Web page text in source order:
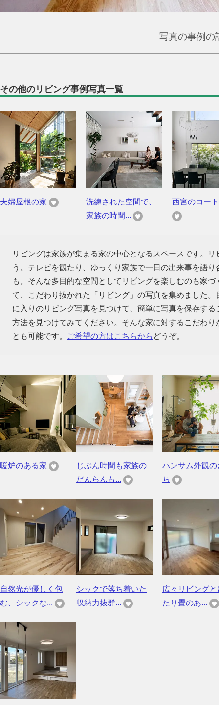
写真の事例の
その他のリビング事例写真一覧
夫婦屋根の家
洗練された空間で、
家族の時間...
西宮のコー
リビングは家族が集まる家の中心となるスペースです。
う。テレビを観たり、ゆっくり家族で一日の出来事を語
も。そんな多目的な空間としてリビングを楽しむのも家
て、こだわり抜かれた「リビング」の写真を集めました
に入りのリビング写真を見つけて、簡単に写真を保存す
方法を見つけてみてください。そんな家に対するこだわ
とも可能です。
ご希望の方はこちらから どうぞ。
暖炉のある家
じぶん時間も家族の
だんらんも...
ハンサム外観の
ち
自然光が優しく包
む、シックな...
シックで落ち着いた
収納力抜群...
広々リビングと
たり畳のあ...